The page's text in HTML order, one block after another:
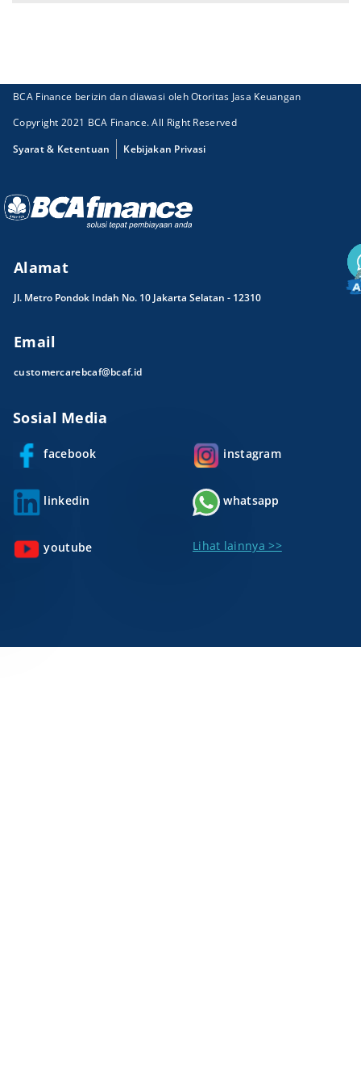
BCA Finance berizin dan diawasi oleh Otoritas Jasa Keuangan
Copyright 2021 BCA Finance. All Right Reserved
Syarat & Ketentuan
Kebijakan Privasi
Alamat
Jl. Metro Pondok Indah No. 10 Jakarta Selatan - 12310
Email
customercarebcaf@bcaf.id
Sosial Media
facebook instagram
linkedin whatsapp
youtube Lihat lainnya >>